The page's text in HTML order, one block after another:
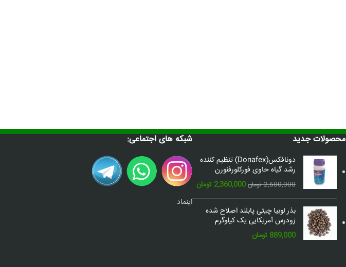
محصولات جدید
دونافکس(Donafex) تنظیم کننده
رشد گیاه حاوی فورکلورفنورن
2,600,000 تومان قیمت
اصلی:
2,600,000 تومان
بود.
2,360,000 تومانقیمت
فعلی:
2,360,000 تومان.
بذر لوبیا چیتی پابلند اصلاح شده
زودرس آمریکایی یک کیلوگرم
889,000 تومان
شبکه های اجتماعی:
اینماد